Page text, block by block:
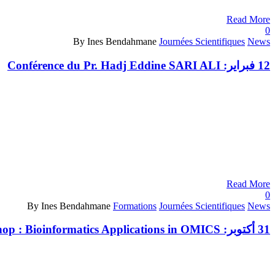
Read More
0
By Ines Bendahmane Journées Scientifiques News
12 فبراير: Conférence du Pr. Hadj Eddine SARI ALI
Read More
0
By Ines Bendahmane Formations Journées Scientifiques News
31 أكتوبر: : Bioinformatics Applications in OMICS